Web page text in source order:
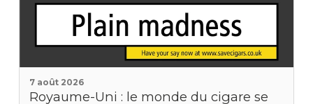
7 août 2026
Royaume-Uni : le monde du cigare se